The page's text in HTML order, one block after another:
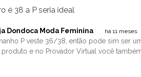
é 38 a P seria ideal
Dondoca Moda Feminina há 11 meses
P veste 36/38, então pode sim ser
e no Provador Virtual você